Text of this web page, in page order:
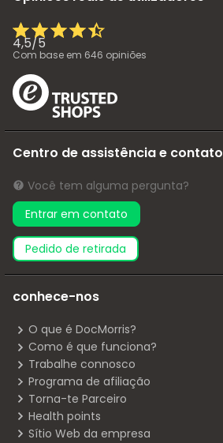
4,5/5
Com base em 646 opiniões
Centro de assistência e contato
Você tem alguma pergunta?
Entrar em contato
pedido de retirada
conhece-nos
O que é DocMorris?
Como é que funciona?
Trabalhe connosco
Programa de afiliação
Torna-te Parceiro
Health points
Sítio Web da empresa